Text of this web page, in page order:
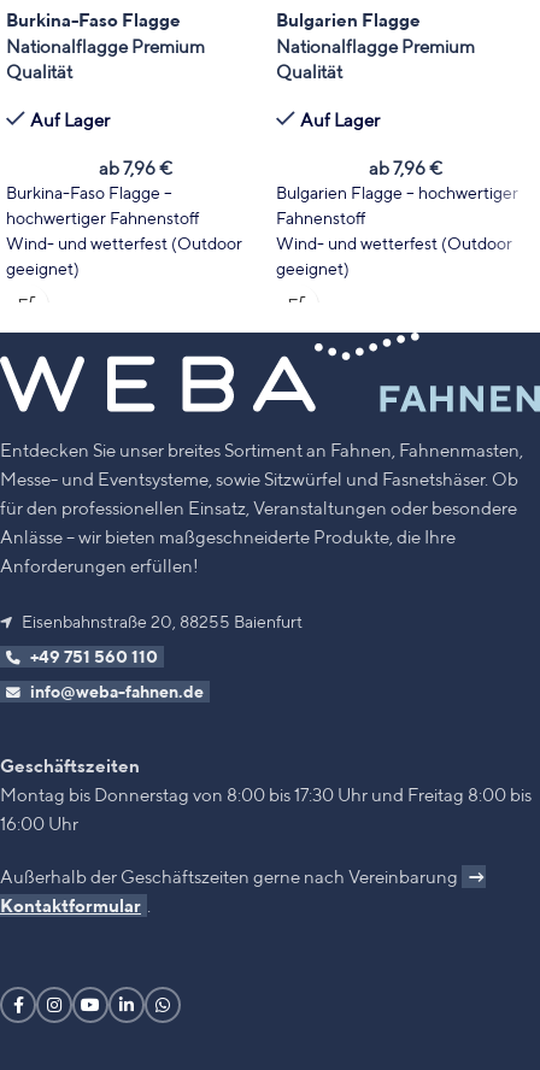
Burkina-Faso Flagge
Nationalflagge Premium
Qualität
Auf Lager
ab7,96€
Burkina-Faso Flagge –
hochwertiger Fahnenstoff
Wind- und wetterfest (Outdoor
geeignet)
Wählen Sie Fahnentyp und Größe
UV-Stabilität
Made in Germany
Bulgarien Flagge
Nationalflagge Premium
Qualität
Auf Lager
ab7,96€
Bulgarien Flagge – hochwertiger
Fahnenstoff
Wind- und wetterfest (Outdoor
geeignet)
Wählen Sie Fahnentyp und Größe
Leuchtende Farben mit hoher
UV-Stabilität
Made in Germany
Entdecken Sie unser breites Sortiment an Fahnen, Fahnenmasten,
Messe- und Eventsysteme, sowie Sitzwürfel und Fasnetshäser. Ob
für den professionellen Einsatz, Veranstaltungen oder besondere
Anlässe – wir bieten maßgeschneiderte Produkte, die Ihre
Anforderungen erfüllen!
Eisenbahnstraße 20, 88255 Baienfurt
+49 751 560 110
info@weba-fahnen.de
Geschäftszeiten
Montag bis Donnerstag von 8:00 bis 17:30 Uhr und Freitag 8:00 bis
16:00 Uhr
Außerhalb der Geschäftszeiten gerne nach Vereinbarung →
Kontaktformular